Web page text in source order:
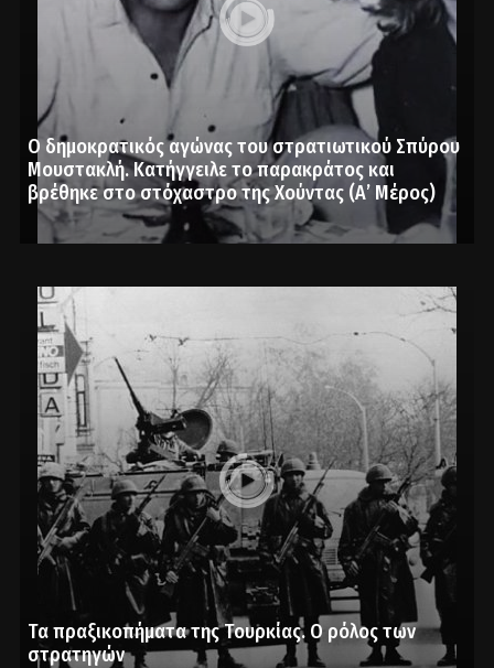
Ο δημοκρατικός αγώνας του στρατιωτικού Σπύρου
Μουστακλή. Κατήγγειλε το παρακράτος και
βρέθηκε στο στόχαστρο της Χούντας (Α’ Μέρος)
Τα πραξικοπήματα της Τουρκίας. Ο ρόλος των
στρατηγών